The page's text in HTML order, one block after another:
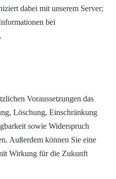
dabei mit unserem Server;
bei
Voraussetzungen das
Löschung, Einschränkung
sowie Widerspruch
Außerdem können Sie eine
Wirkung für die Zukunft